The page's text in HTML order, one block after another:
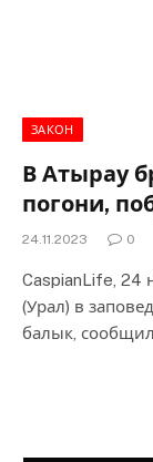
ЗАКОН
В Атырау
погони,
24.11.2023 0
CaspianLife, 24
(Урал) в
балык,